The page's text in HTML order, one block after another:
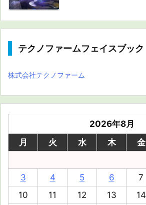
テクノファームフェイスブック
株式会社テクノファーム
2026年8月
月
火 水 木 金
3
4 5 6 7
10
11 12 13 14